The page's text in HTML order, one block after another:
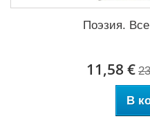
Поэзия.
11,58 €
В